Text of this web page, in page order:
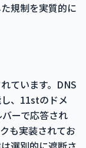
規制を実質的に
ています。DNS
、11stのドメ
ーで応答され
も実装されてお